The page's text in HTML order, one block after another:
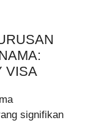
VISA
signifikan